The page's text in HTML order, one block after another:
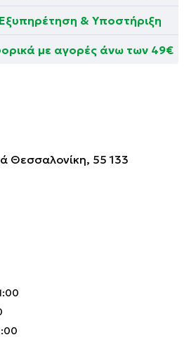
& Υποστήριξη
με αγορές άνω των 49€
Θεσσαλονίκη, 55 133